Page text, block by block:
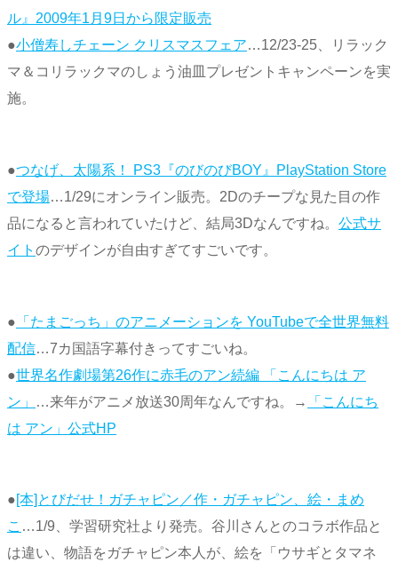
ル』2009年1月9日から限定販売
●小僧寿しチェーン クリスマスフェア…12/23-25、リラック
マ＆コリラックマのしょう油皿プレゼントキャンペーンを実
施。
●つなげ、太陽系！ PS3『のびのびBOY』PlayStation Store
で登場…1/29にオンライン販売。2Dのチープな見た目の作
品になると言われていたけど、結局3Dなんですね。 公式サ
イト のデザインが自由すぎてすごいです。
● 「たまごっち」のアニメーションを YouTubeで全世界無料
配信…7カ国語字幕付きってすごいね。
●世界名作劇場第26作に赤毛のアン続編 「こんにちは ア
ン」
…来年がアニメ放送30周年なんですね。→
「こんにち
は アン」公式HP
●[本]とびだせ！ガチャピン／作・ガチャピン、絵・まめ
こ …1/9、学習研究社より発売。谷川さんとのコラボ作品と
は違い、物語をガチャピン本人が、絵を「ウサギとタマネ